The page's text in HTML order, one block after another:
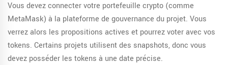
Vous devez connecter votre portefeuille crypto (comme
MetaMask) à la plateforme de gouvernance du projet. Vous
verrez alors les propositions actives et pourrez voter avec vos
tokens. Certains projets utilisent des snapshots, donc vous
devez posséder les tokens à une date précise.